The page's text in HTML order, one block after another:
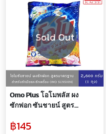
Sold Out
Omo Plus โอโมพลัส ผง
ซักฟอก ซันชายน์ สูตร
ซักเครื่อง 2,600 กรัม
฿145